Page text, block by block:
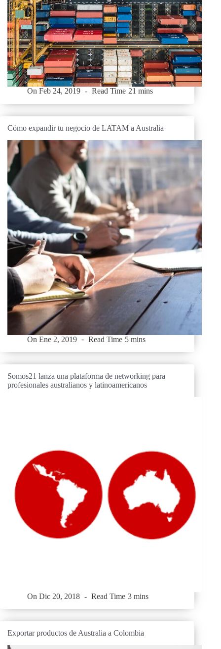
On Feb 24, 2019 Read Time 21 mins
Cómo expandir tu negocio de LATAM a Australia
On Ene 2, 2019 Read Time 5 mins
Somos21 lanza una plataforma de networking para
profesionales australianos y latinoamericanos
On Dic 20, 2018 Read Time 3 mins
Exportar productos de Australia a Colombia